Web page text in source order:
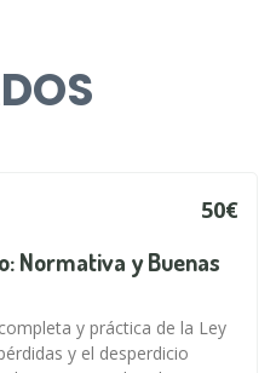
50€
Normativa y Buenas
y práctica de la Ley
y el desperdicio